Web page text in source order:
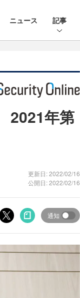
ニュース 記事
年第
更新日: 2022/02/16
公開日: 2022/02/16
通知